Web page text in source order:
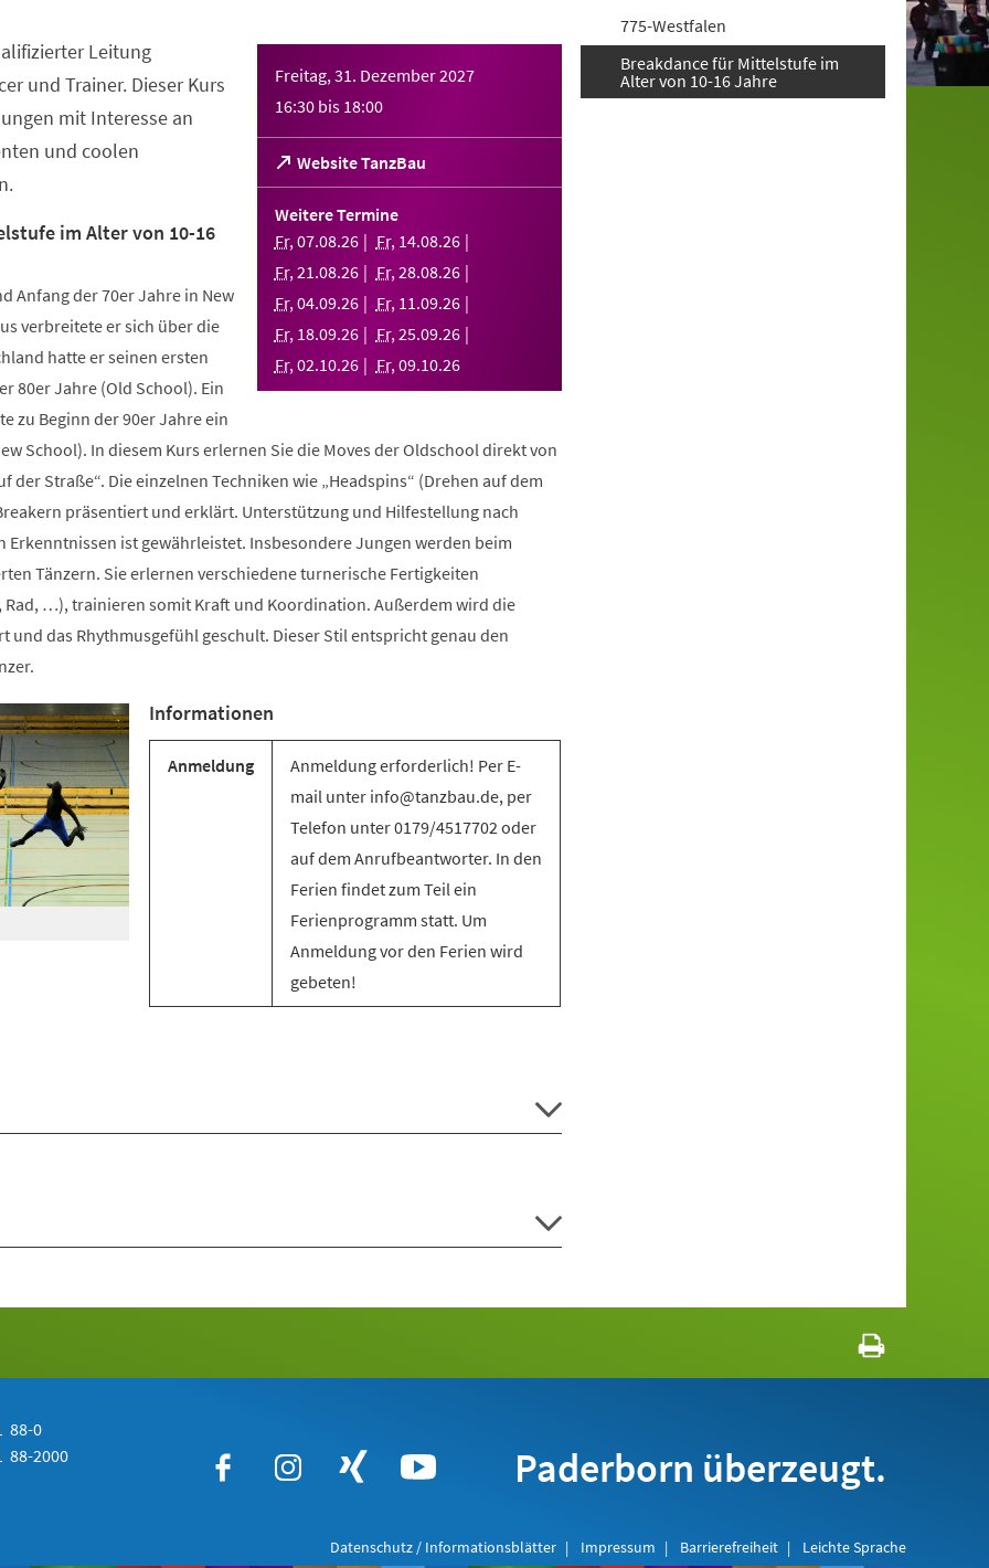
Freitag, 31. Dezember 2027
16:30 bis 18:00
Website TanzBau
(Öffnet
in
einem
Tab)
Weitere Termine
Fr,07.08.26 Fr, 14.08.26
Fr,21.08.26 Fr,28.08.26
Fr,04.09.26 Fr, 11.09.26
Fr, 18.09.26 Fr,25.09.26
Fr,02.10.26 Fr,09.10.26
Leitung
und Trainer. Dieser Kurs
mit Interesse an
und coolen
im Alter von 10-16
Anfang der 70er Jahre in New
verbreitete er sich über die
hatte er seinen ersten
80er Jahre (Old School). Ein
zu Beginn der 90er Jahre ein
School). In diesem Kurs erlernen Sie die Moves der Oldschool direkt von
der Straße“. Die einzelnen Techniken wie „Headspins“ (Drehen auf dem
präsentiert und erklärt. Unterstützung und Hilfestellung nach
ist gewährleistet. Insbesondere Jungen werden beim
Tänzern. Sie erlernen verschiedene turnerische Fertigkeiten
Rad, …), trainieren somit Kraft und Koordination. Außerdem wird die
und das Rhythmusgefühl geschult. Dieser Stil entspricht genau den
Informationen
Anmeldung
Anmeldung erforderlich! Per E-
mail unter info@tanzbau.de, per
Telefon unter 0179/4517702 oder
auf dem Anrufbeantworter. In den
Ferien findet zum Teil ein
Ferienprogramm statt. Um
Anmeldung vor den Ferien wird
gebeten!
775-Westfalen
Breakdance für Mittelstufe im
Alter von 10-16 Jahre
88-0
88-2000 Paderborn überzeugt.
Datenschutz / Informationsblätter Impressum Barrierefreiheit Leichte Sprache